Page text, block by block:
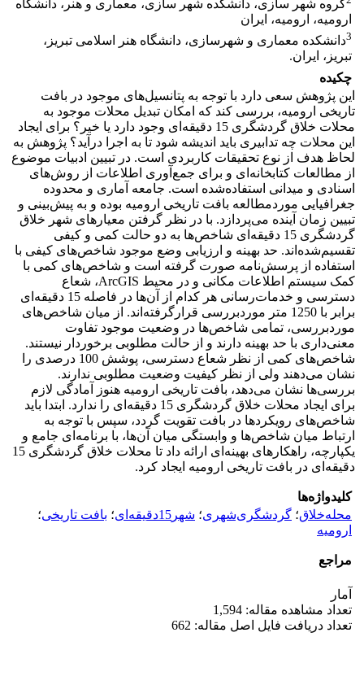
گروه شهر سازی، دانشکده شهر سازی، معماری و هنر، دانشگاه
ارومیه، ارومیه، ایران
3دانشکده معماری و شهرسازی، دانشگاه هنر اسلامی تبریز،
تبریز، ایران.
چکیده
این پژوهش سعی دارد با توجه به پتانسیل‌های موجود در بافت
تاریخی ارومیه، بررسی کند که امکان تبدیل محلات موجود به
محلات خلاق گردشگری 15 دقیقه‌ای وجود دارد یا خیر؟ برای ایجاد
این محلات چه تدابیری باید اندیشه شود تا به اجرا درآید؟ پژوهش به
لحاظ هدف از نوع تحقیقات کاربردی است. در تبیین ادبیات موضوع
از مطالعات کتابخانه‌ای و برای جمع‌آوری اطلاعات از روش‌های
اسنادی و میدانی استفاده‌شده است. جامعه آماری و محدوده
جغرافیایی موردمطالعه بافت تاریخی ارومیه بوده و به پیش‌بینی و
تبیین زمان آینده می‌پردازد. با در نظر گرفتن معیارهای شهر خلاق
گردشگری 15 دقیقه‌ای شاخص‌ها به دو حالت کمی و کیفی
تقسیم‌شده‌اند. حد بهینه و ارزیابی وضع موجود شاخص‌های کیفی با
استفاده از پرسش‌نامه صورت گرفته است و شاخص‌های کمی با
کمک سیستم اطلاعات مکانی و در محیط ArcGIS، شعاع
دسترسی و خدمات‌رسانی هر کدام از آن‌ها در فاصله 15 دقیقه‌ای
برابر با 1250 متر موردبررسی قرارگرفته‌اند. از میان شاخص‌های
موردبررسی، تمامی شاخص‌ها در وضعیت موجود تفاوت
معنی‌داری با حد بهینه دارند و از حالت مطلوبی برخوردار نیستند.
شاخص‌های کمی از نظر شعاع دسترسی، پوشش 100 درصدی را
نشان می‌دهند ولی از نظر کیفیت وضعیت مطلوبی ندارند.
بررسی‌ها نشان می‌دهد، بافت تاریخی ارومیه هنوز آمادگی لازم
برای ایجاد محلات خلاق گردشگری 15 دقیقه‌ای را ندارد. ابتدا باید
شاخص‌های رویکردها در بافت تقویت گردد، سپس با توجه به
ارتباط میان شاخص‌ها و وابستگی میان آن‌ها، با برنامه‌ای جامع و
یکپارچه، راهکارهای بهینه‌ای ارائه داد تا محلات خلاق گردشگری 15
دقیقه‌ای در بافت تاریخی ارومیه ایجاد کرد.
کلیدواژه‌ها
محله‌خلاق؛ گردشگری‌شهری؛ شهر15دقیقه‌ای ؛ بافت تاریخی؛
ارومیه
مراجع
آمار
تعداد مشاهده مقاله: 1,594
تعداد دریافت فایل اصل مقاله: 662